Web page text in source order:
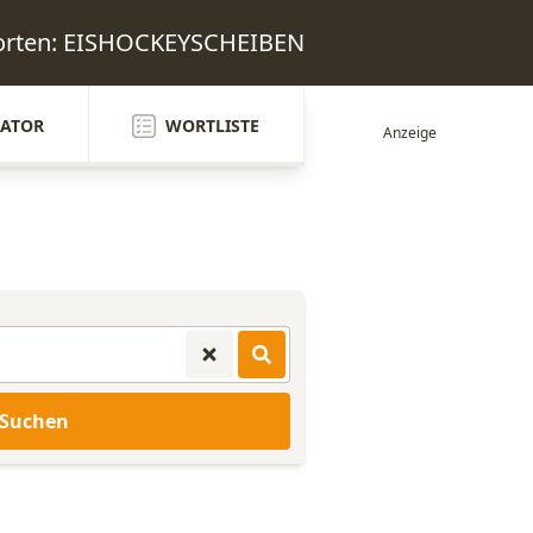
EISHOCKEYSCHEIBEN
WORTLISTE
Suchen